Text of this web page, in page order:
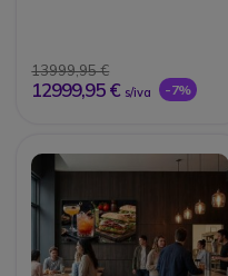
13999,95 €
12999,95 € s/iva -7%